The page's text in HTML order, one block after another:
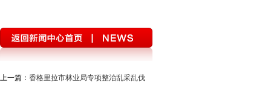
上一篇： 香格里拉市林业局专项整治乱采乱伐